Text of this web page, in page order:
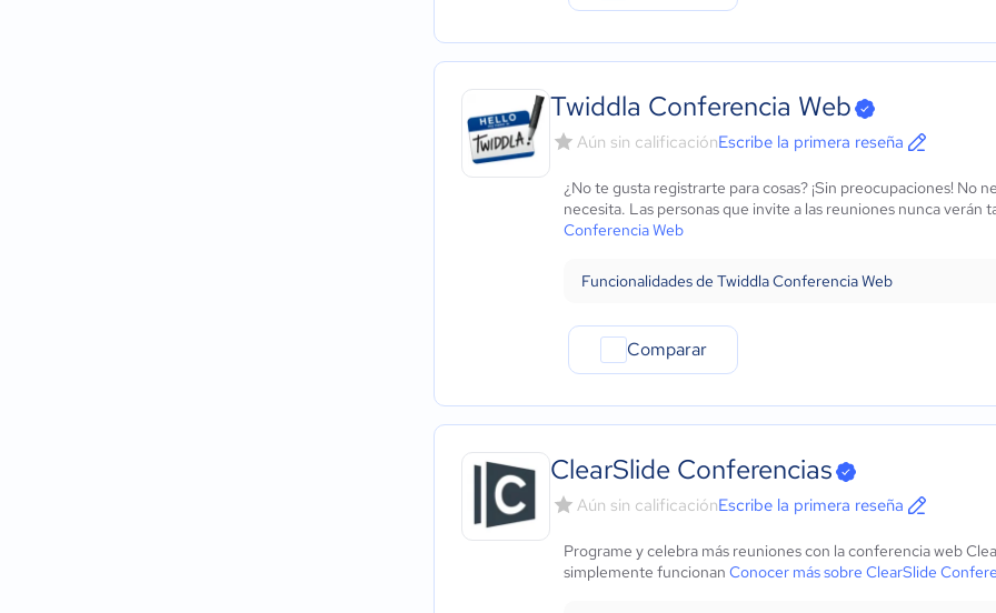
Twiddla Conferencia Web
Aún sin calificaciónEscribe la primera reseña
¿No te gusta registrarte para cosas? ¡Sin preocupaciones! No
necesita. Las personas que invite a las reuniones nunca verán
Conferencia Web
Funcionalidades de Twiddla Conferencia Web
Comparar
ClearSlide Conferencias
Aún sin calificaciónEscribe la primera reseña
Programe y celebra más reuniones con la conferencia web
simplemente funcionan Conocer más sobre ClearSlide